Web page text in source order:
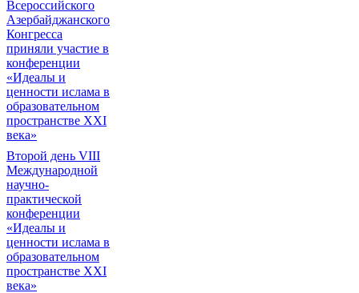
Всероссийского
Азербайджанского
Конгресса
приняли участие в
конференции
«Идеалы и
ценности ислама в
образовательном
пространстве XXI
века»
Второй день VIII
Международной
научно-
практической
конференции
«Идеалы и
ценности ислама в
образовательном
пространстве XXI
века»